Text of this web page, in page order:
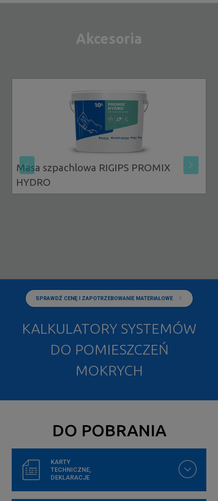
Akcesoria
Masa szpachlowa RIGIPS PROMIX
HYDRO
KALKULATORY SYSTEMÓW
DO POMIESZCZEŃ
MOKRYCH
SPRAWDŹ CENĘ I ZAPOTRZEBOWANIE MATERIAŁOWE
DO POBRANIA
KARTY
TECHNICZNE,
DEKLARACJE